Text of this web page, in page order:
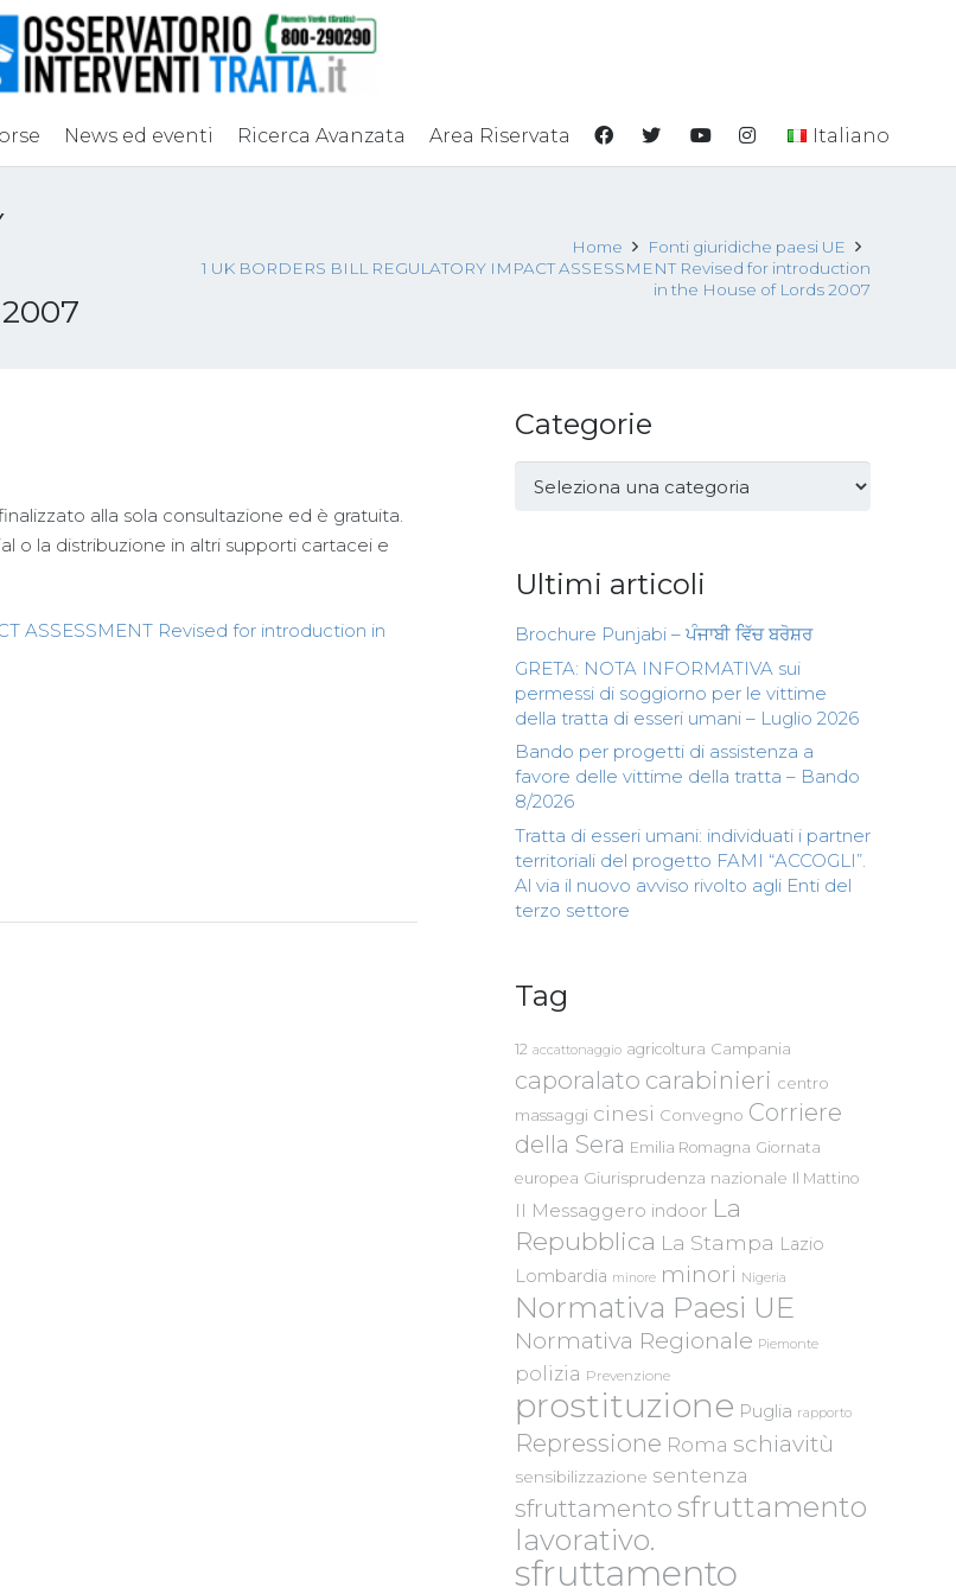
News ed eventi Ricerca Avanzata Area Riservata Italiano
Home
Fonti giuridiche paesi UE
1 UK BORDERS BILL REGULATORY IMPACT ASSESSMENT Revised for introduction
in the House of Lords 2007
alla sola consultazione ed è gratuita.
o la distribuzione in altri supporti cartacei e
ASSESSMENT Revised for introduction in
Categorie
Categorie
Ultimi articoli
Brochure Punjabi – ਪੰਜਾਬੀ ਵਿੱਚ ਬਰੋਸ਼ਰ
GRETA: NOTA INFORMATIVA sui
permessi di soggiorno per le vittime
della tratta di esseri umani – Luglio 2026
Bando per progetti di assistenza a
favore delle vittime della tratta – Bando
8/2026
Tratta di esseri umani: individuati i partner
territoriali del progetto FAMI “ACCOGLI”.
Al via il nuovo avviso rivolto agli Enti del
terzo settore
Tag
12 accattonaggio agricoltura Campania
caporalato carabinieri centro
massaggi cinesi Convegno Corriere
della Sera Emilia Romagna Giornata
europea Giurisprudenza nazionale Il Mattino
Il Messaggero indoor La
Repubblica La Stampa Lazio
Lombardia minore minori Nigeria
Normativa Paesi UE
Normativa Regionale Piemonte
polizia Prevenzione
prostituzione Puglia rapporto
Repressione Roma schiavitù
sensibilizzazione sentenza
sfruttamento sfruttamento
lavorativo.
sfruttamento